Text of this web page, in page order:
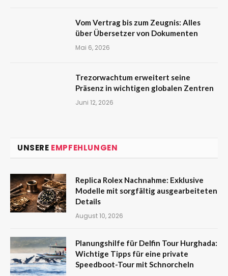
Vom Vertrag bis zum Zeugnis: Alles
über Übersetzer von Dokumenten
Mai 6, 2026
Trezorwachtum erweitert seine
Präsenz in wichtigen globalen Zentren
Juni 12, 2026
UNSERE EMPFEHLUNGEN
Replica Rolex Nachnahme: Exklusive
Modelle mit sorgfältig ausgearbeiteten
Details
August 10, 2026
Planungshilfe für Delfin Tour Hurghada:
Wichtige Tipps für eine private
Speedboot-Tour mit Schnorcheln